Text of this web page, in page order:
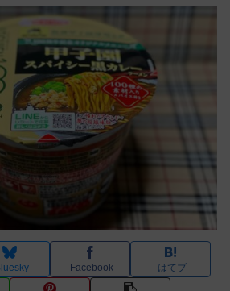
Facebook はてブ